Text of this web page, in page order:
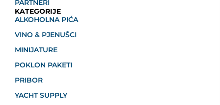
PARTNERI
KATEGORIJE
ALKOHOLNA PIĆA
VINO & PJENUŠCI
MINIJATURE
POKLON PAKETI
PRIBOR
YACHT SUPPLY